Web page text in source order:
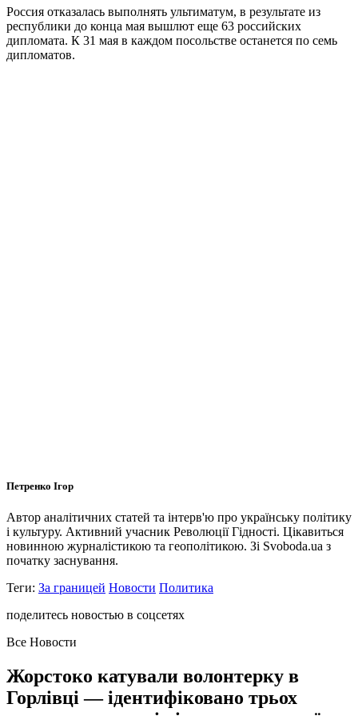
Россия отказалась выполнять ультиматум, в результате из
республики до конца мая вышлют еще 63 российских
дипломата. К 31 мая в каждом посольстве останется по семь
дипломатов.
Петренко Ігор
Автор аналітичних статей та інтерв'ю про українську політику
і культуру. Активний учасник Революції Гідності. Цікавиться
новинною журналістикою та геополітикою. Зі Svoboda.ua з
початку заснування.
Теги: За границей Новости Политика
поделитесь новостью в соцсетях
Все Новости
Жорстоко катували волонтерку в
Горлівці — ідентифіковано трьох